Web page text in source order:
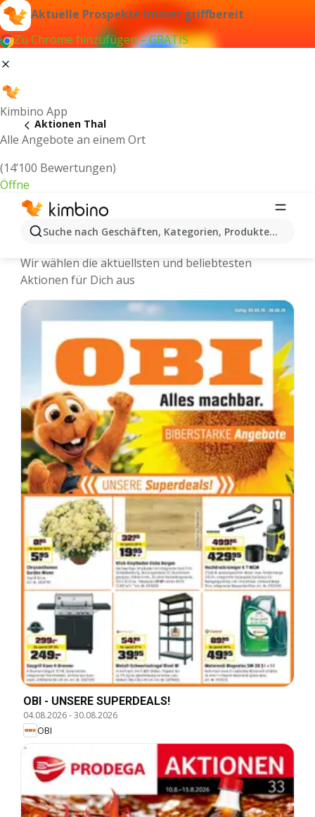
Aktuelle Prospekte immer griffbereit
Zu Chrome hinzufügen – GRATIS
Kimbino App
Alle Angebote an einem Ort
(14’100 Bewertungen)
Öffne
Suche nach Geschäften, Kategorien, Produkten...
Aktionen Thal
Kimbino.ch | Thal Aktionen, Rabatte,
Wir wählen die aktuellsten und beliebtesten
Aktionen für Dich aus
OBI - UNSERE SUPERDEALS!
04.08.2026-30.08.2026
OBI